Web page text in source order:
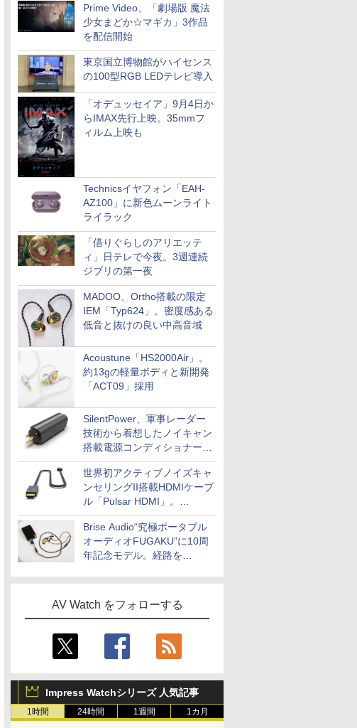
Prime Video、「劇場版 魔法
少女まどか☆マギカ」3作品
を配信開始
東京国立博物館がハイセンス
の100型RGB LEDテレビ導入
「オデュッセイア」9月4日か
らIMAX先行上映。35mmフ
ィルム上映も
Technicsイヤフォン「EAH-
AZ100」に新色ムーンライト
ライラック
「借りぐらしのアリエッテ
ィ」日テレで今夜。3週連続
ジブリの第一夜
MADOO、Ortho搭載の限定
IEM「Typ624」。密度感ある
低音と抜けの良い中高音域
Acoustune「HS2000Air」。
約13gの軽量ボディと新開発
「ACT09」採用
SilentPower、軍事レーダー
技術から着想したノイキャン
搭載電源コンディショナー
「AC iPurifier2」
世界初アクティブノイズキャ
ンセリングII搭載HDMIケーブ
ル「Pulsar HDMI」。
SilentPowerから
Brise Audio“究極ポータブル
オーディオFUGAKU”に10周
年記念モデル。経路を
AV Watch をフォローする
Impress Watchシリーズ 人気記事
1時間 24時間 1週間 1カ月